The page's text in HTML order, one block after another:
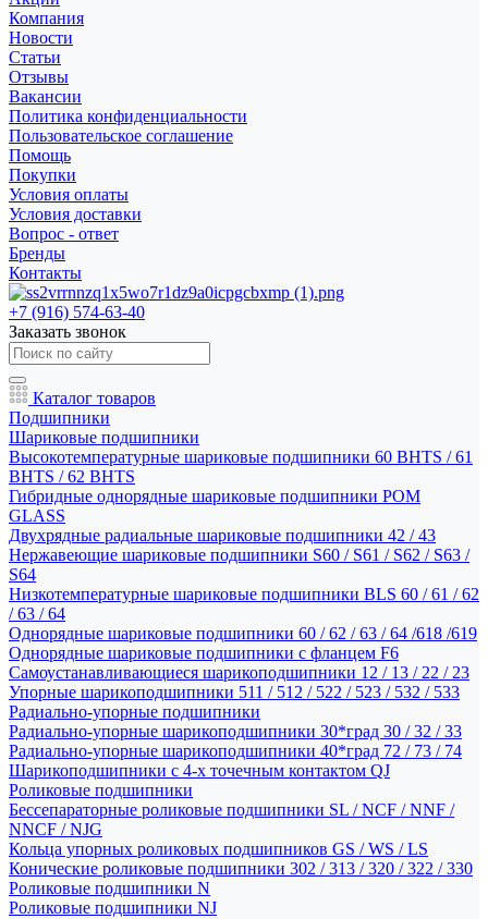
Компания
Новости
Статьи
Отзывы
Вакансии
Политика конфиденциальности
Пользовательское соглашение
Помощь
Покупки
Условия оплаты
Условия доставки
Вопрос - ответ
Бренды
Контакты
+7 (916) 574-63-40
Заказать звонок
Каталог товаров
Подшипники
Шариковые подшипники
Высокотемпературные шариковые подшипники 60 BHTS / 61
BHTS / 62 BHTS
Гибридные однорядные шариковые подшипники POM
GLASS
Двухрядные радиальные шариковые подшипники 42 / 43
Нержавеющие шариковые подшипники S60 / S61 / S62 / S63 /
S64
Низкотемпературные шариковые подшипники BLS 60 / 61 / 62
/ 63 / 64
Однорядные шариковые подшипники 60 / 62 / 63 / 64 /618 /619
Однорядные шариковые подшипники с фланцем F6
Самоустанавливающиеся шарикоподшипники 12 / 13 / 22 / 23
Упорные шарикоподшипники 511 / 512 / 522 / 523 / 532 / 533
Радиально-упорные подшипники
Радиально-упорные шарикоподшипники 30*град 30 / 32 / 33
Радиально-упорные шарикоподшипники 40*град 72 / 73 / 74
Шарикоподшипники с 4-х точечным контактом QJ
Роликовые подшипники
Бессепараторные роликовые подшипники SL / NCF / NNF /
NNCF / NJG
Кольца упорных роликовых подшипников GS / WS / LS
Конические роликовые подшипники 302 / 313 / 320 / 322 / 330
Роликовые подшипники N
Роликовые подшипники NJ